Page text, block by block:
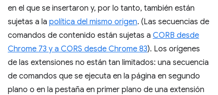
en el que se insertaron y, por lo tanto, también están
sujetas a la política del mismo origen. (Las secuencias de
comandos de contenido están sujetas a CORB desde
Chrome 73 y a CORS desde Chrome 83). Los orígenes
de las extensiones no están tan limitados: una secuencia
de comandos que se ejecuta en la página en segundo
plano o en la pestaña en primer plano de una extensión